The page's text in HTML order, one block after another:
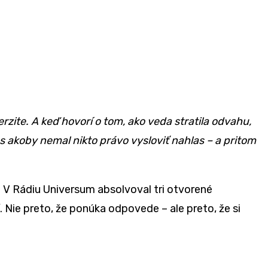
A keď hovorí o tom, ako veda stratila odvahu,
akoby nemal nikto právo vysloviť nahlas – a pritom
Rádiu Universum absolvoval tri otvorené
preto, že ponúka odpovede – ale preto, že si